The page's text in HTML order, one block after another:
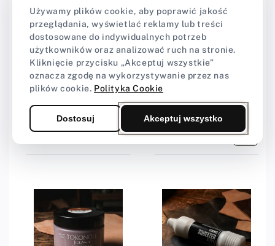
Dostawca:
Craft-Point
Butelka aplikator z
igłą - 100ml
Cena regularna
11,00 zł
Dostawca:
Craft-Point
Tokonole 120 ml
czarny - black
★★★★★
★★★★★4,99 (238)
Cena regularna
52,90 zł
Używamy plików cookie, aby poprawić jakość
przeglądania, wyświetlać reklamy lub treści
dostosowane do indywidualnych potrzeb
użytkowników oraz analizować ruch na stronie.
Kliknięcie przycisku „Akceptuj wszystkie”
oznacza zgodę na wykorzystywanie przez nas
plików cookie. Polityka Cookie
Dostosuj Akceptuj wszystko